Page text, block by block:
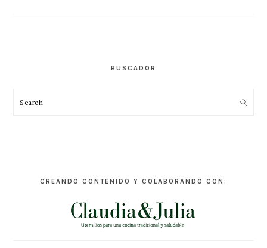
BUSCADOR
Search
CREANDO CONTENIDO Y COLABORANDO CON: